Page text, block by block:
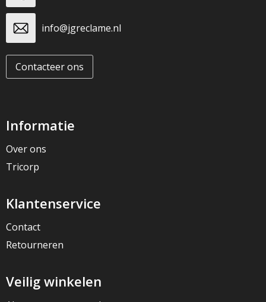
info@jgreclame.nl
Contacteer ons
Informatie
Over ons
Tricorp
Klantenservice
Contact
Retourneren
Veilig winkelen